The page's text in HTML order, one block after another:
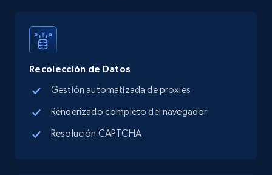
Recolección de Datos
Gestión automatizada de proxies
Renderizado completo del navegador
Resolución CAPTCHA